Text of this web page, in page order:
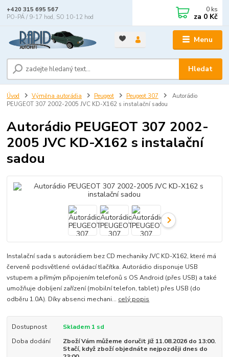
Menu
Hledat
+420 315 695 567
PO-PÁ / 9-17 hod, SO 10-12 hod
0 ks
za 0 Kč
Úvod Výměna autorádia Peugeot Peugeot 307
Autorádio
PEUGEOT 307 2002-2005 JVC KD-X162 s instalační sadou
Autorádio PEUGEOT 307 2002-
2005 JVC KD-X162 s instalační
sadou
Instalační sada s autorádiem bez CD mechaniky JVC KD-X162, které má
červeně podsvětlené ovládací tlačítka. Autorádio disponuje USB
vstupem a přímým připojením telefonů s OS Android (přes USB) a také
umožňuje dobíjení zařízení (mobilní telefon, tablet) přes USB (do
odběru 1.0A). Díky absenci mechani... celý popis
Dostupnost
Skladem 1 sd
Doba dodání
Zboží Vám můžeme doručit již 11.08.2026 do 13:00.
Stačí, když zboží objednáte nejpozději dnes do